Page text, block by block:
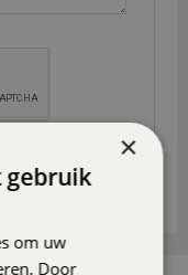
×
gebruik
om uw
Door